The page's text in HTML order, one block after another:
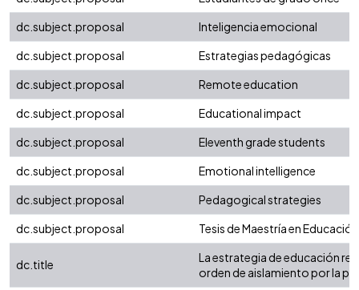
dc.subject.proposal
Inteligencia emocional
dc.subject.proposal
Estrategias pedagógicas
dc.subject.proposal
Remote education
dc.subject.proposal
Educational impact
dc.subject.proposal
Eleventh grade students
dc.subject.proposal
Emotional intelligence
dc.subject.proposal
Pedagogical strategies
dc.subject.proposal
Tesis de Maestría en
dc.title
La estrategia de educación
orden de aislamiento por la